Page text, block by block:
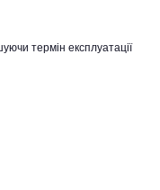
термін експлуатації